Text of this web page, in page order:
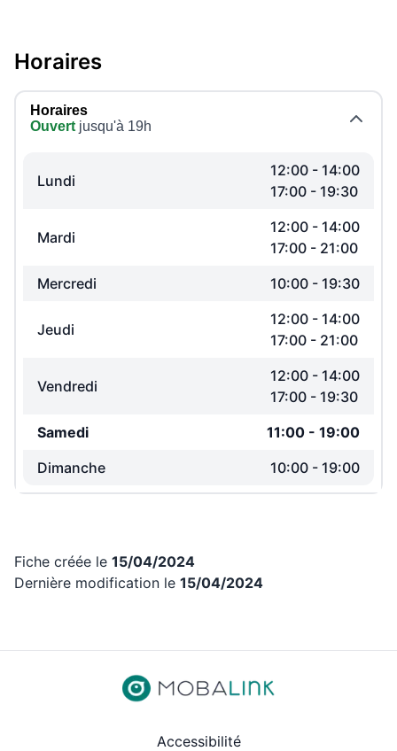
Horaires
Horaires
Ouvert jusqu'à 19h
Lundi
12:00 - 14:00
17:00 - 19:30
Mardi
12:00 - 14:00
17:00 - 21:00
Mercredi
10:00 - 19:30
Jeudi
12:00 - 14:00
17:00 - 21:00
Vendredi
12:00 - 14:00
17:00 - 19:30
Samedi
11:00 - 19:00
Dimanche
10:00 - 19:00
Fiche créée le 15/04/2024
Dernière modification le 15/04/2024
Accessibilité